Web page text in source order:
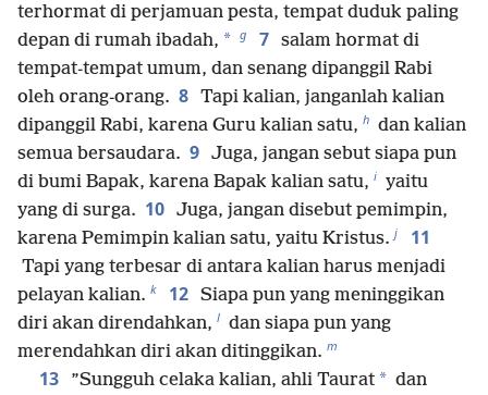
terhormat di perjamuan pesta, tempat duduk paling
depan di rumah ibadah, * g 7 salam hormat di
tempat-tempat umum, dan senang dipanggil Rabi
oleh orang-orang. 8 Tapi kalian, janganlah kalian
dipanggil Rabi, karena Guru kalian satu, h dan kalian
semua bersaudara. 9 Juga, jangan sebut siapa pun
di bumi Bapak, karena Bapak kalian satu, i yaitu
yang di surga. 10 Juga, jangan disebut pemimpin,
karena Pemimpin kalian satu, yaitu Kristus. j 11
Tapi yang terbesar di antara kalian harus menjadi
pelayan kalian. k 12 Siapa pun yang meninggikan
diri akan direndahkan, l dan siapa pun yang
merendahkan diri akan ditinggikan. m
13 ”Sungguh celaka kalian, ahli Taurat * dan